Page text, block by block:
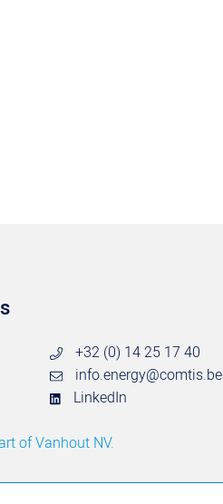
+32 (0) 14 25 17 40
info.energy@comtis.be
LinkedIn
ofVanhout NV.